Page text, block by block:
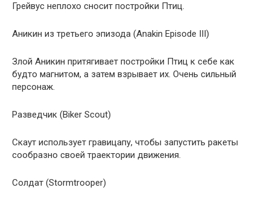
Грейвус неплохо сносит постройки Птиц.
Аникин из третьего эпизода (Anakin Episode III)
Злой Аникин притягивает постройки Птиц к себе как
будто магнитом, а затем взрывает их. Очень сильный
персонаж.
Разведчик (Biker Scout)
Скаут использует гравицапу, чтобы запустить ракеты
сообразно своей траектории движения.
Солдат (Stormtrooper)